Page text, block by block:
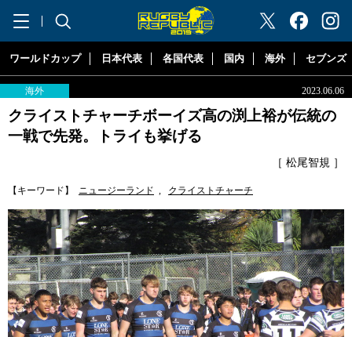
"ラグビーリパブリック"
ワールドカップ 日本代表 各国代表 国内 海外 セブンズ
海外 2023.06.06
クライストチャーチボーイズ高の渕上裕が伝統の
一戦で先発。トライも挙げる
［ 松尾智規 ］
【キーワード】 ニュージーランド , クライストチャーチ